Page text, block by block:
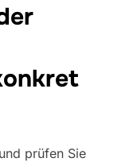
prüfen Sie